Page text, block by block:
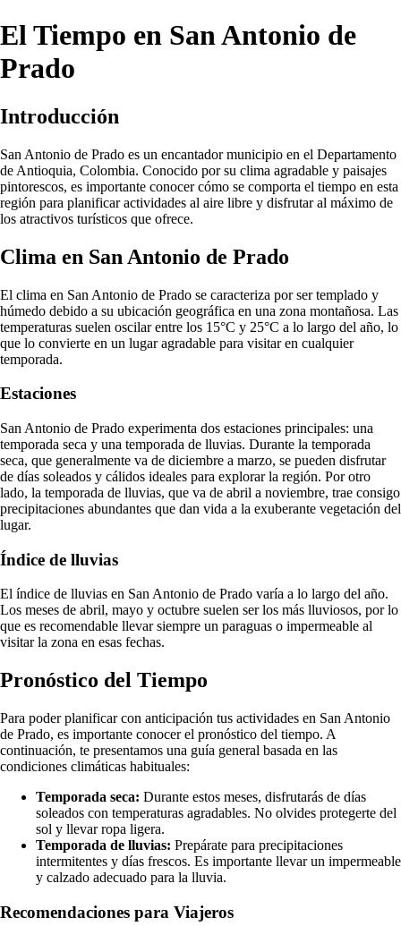
El Tiempo en San Antonio de
Prado
Introducción
San Antonio de Prado es un encantador municipio en el Departamento
de Antioquia, Colombia. Conocido por su clima agradable y paisajes
pintorescos, es importante conocer cómo se comporta el tiempo en esta
región para planificar actividades al aire libre y disfrutar al máximo de
los atractivos turísticos que ofrece.
Clima en San Antonio de Prado
El clima en San Antonio de Prado se caracteriza por ser templado y
húmedo debido a su ubicación geográfica en una zona montañosa. Las
temperaturas suelen oscilar entre los 15°C y 25°C a lo largo del año, lo
que lo convierte en un lugar agradable para visitar en cualquier
temporada.
Estaciones
San Antonio de Prado experimenta dos estaciones principales: una
temporada seca y una temporada de lluvias. Durante la temporada
seca, que generalmente va de diciembre a marzo, se pueden disfrutar
de días soleados y cálidos ideales para explorar la región. Por otro
lado, la temporada de lluvias, que va de abril a noviembre, trae consigo
precipitaciones abundantes que dan vida a la exuberante vegetación del
lugar.
Índice de lluvias
El índice de lluvias en San Antonio de Prado varía a lo largo del año.
Los meses de abril, mayo y octubre suelen ser los más lluviosos, por lo
que es recomendable llevar siempre un paraguas o impermeable al
visitar la zona en esas fechas.
Pronóstico del Tiempo
Para poder planificar con anticipación tus actividades en San Antonio
de Prado, es importante conocer el pronóstico del tiempo. A
continuación, te presentamos una guía general basada en las
condiciones climáticas habituales:
Temporada seca: Durante estos meses, disfrutarás de días
soleados con temperaturas agradables. No olvides protegerte del
sol y llevar ropa ligera.
Temporada de lluvias: Prepárate para precipitaciones
intermitentes y días frescos. Es importante llevar un impermeable
y calzado adecuado para la lluvia.
Recomendaciones para Viajeros